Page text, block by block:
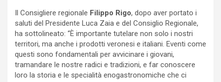
Il Consigliere regionale Filippo Rigo, dopo aver portato i
saluti del Presidente Luca Zaia e del Consiglio Regionale,
ha sottolineato: “È importante tutelare non solo i nostri
territori, ma anche i prodotti veronesi e italiani. Eventi come
questi sono fondamentali per avvicinare i giovani,
tramandare le nostre radici e tradizioni, e far conoscere
loro la storia e le specialità enogastronomiche che ci